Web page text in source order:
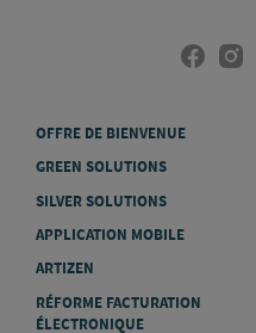
OFFRE DE BIENVENUE
GREEN SOLUTIONS
SILVER SOLUTIONS
APPLICATION MOBILE
ARTIZEN
RÉFORME FACTURATION
ÉLECTRONIQUE